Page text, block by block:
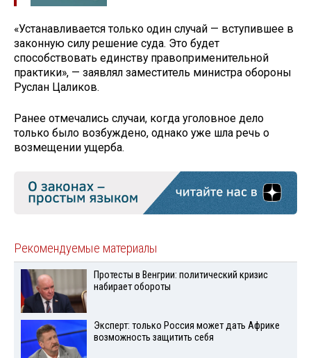
«Устанавливается только один случай — вступившее в
законную силу решение суда. Это будет
способствовать единству правоприменительной
практики», — заявлял заместитель министра обороны
Руслан Цаликов.
Ранее отмечались случаи, когда уголовное дело
только было возбуждено, однако уже шла речь о
возмещении ущерба.
Рекомендуемые материалы
Протесты в Венгрии: политический кризис
набирает обороты
Эксперт: только Россия может дать Африке
возможность защитить себя